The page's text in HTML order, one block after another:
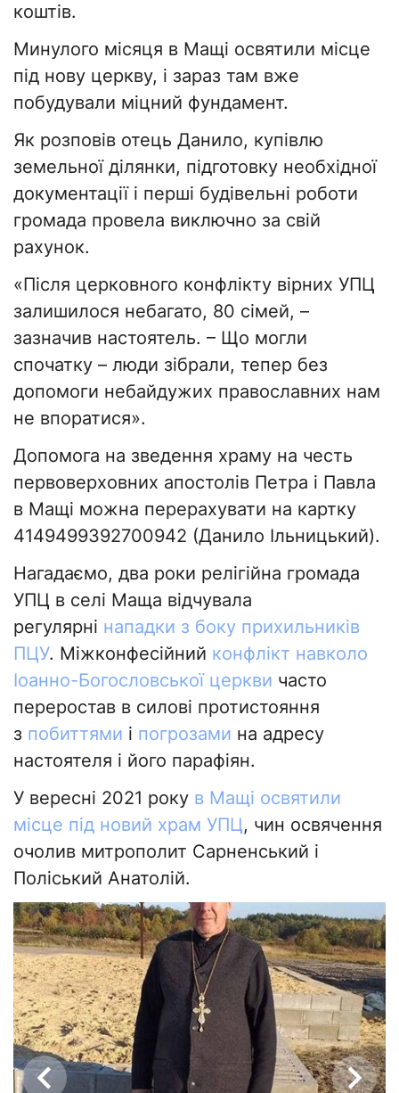
коштів.
Минулого місяця в Мащі освятили місце
під нову церкву, і зараз там вже
побудували міцний фундамент.
Як розповів отець Данило, купівлю
земельної ділянки, підготовку необхідної
документації і перші будівельні роботи
громада провела виключно за свій
рахунок.
«Після церковного конфлікту вірних УПЦ
залишилося небагато, 80 сімей, –
зазначив настоятель. – Що могли
спочатку – люди зібрали, тепер без
допомоги небайдужих православних нам
не впоратися».
Допомога на зведення храму на честь
первоверховних апостолів Петра і Павла
в Мащі можна перерахувати на картку
4149499392700942 (Данило Ільницький).
Нагадаємо, два роки релігійна громада
УПЦ в селі Маща відчувала
регулярні нападки з боку прихильників
ПЦУ. Міжконфесійний конфлікт навколо
Іоанно-Богословської церкви часто
переростав в силові протистояння
з побиттями і погрозами на адресу
настоятеля і його парафіян.
У вересні 2021 року в Мащі освятили
місце під новий храм УПЦ, чин освячення
очолив митрополит Сарненський і
Поліський Анатолій.